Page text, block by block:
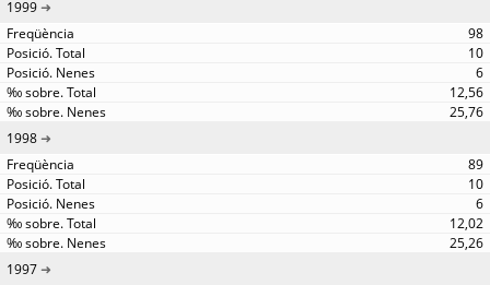
1999
98
10
6
12,56
25,76
1998
89
10
6
12,02
25,26
1997